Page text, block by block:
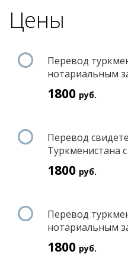
Цены
Перевод
нотариальным
1800 руб.
Перевод
Туркменистана
1800 руб.
Перевод
нотариальным
1800 руб.